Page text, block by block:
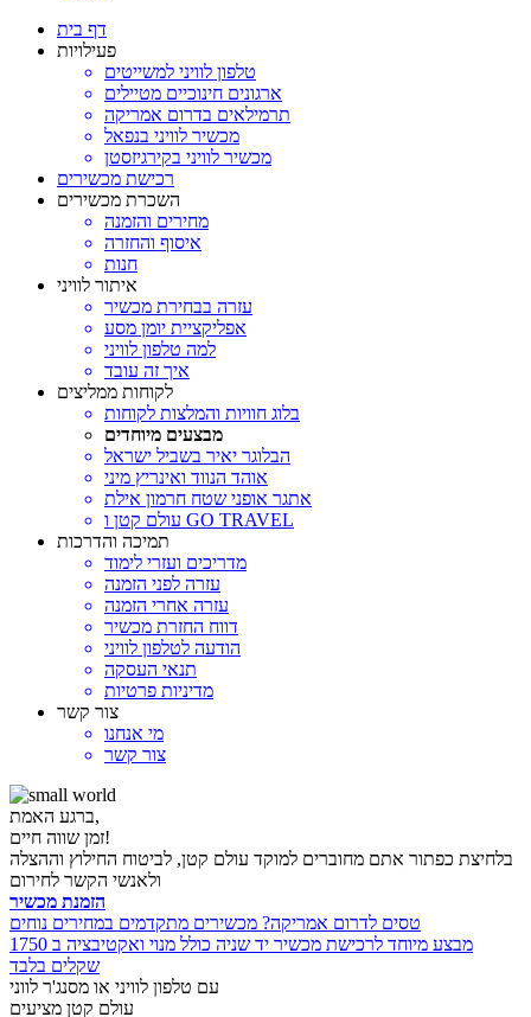
דף בית
פעילויות
טלפון לוויני למשייטים
ארגונים חינוכיים מטיילים
תרמילאים בדרום אמריקה
מכשיר לוויני בנפאל
מכשיר לוויני בקירגיזסטן
רכישת מכשירים
השכרת מכשירים
מחירים והזמנה
איסוף והחזרה
חנות
איתור לוויני
עזרה בבחירת מכשיר
אפליקציית יומן מסע
למה טלפון לוויני
איך זה עובד
לקוחות ממליצים
בלוג חוויות והמלצות לקוחות
מבצעים מיוחדים
הבלוגר יאיר בשביל ישראל
אוהד הנווד ואינריץ מיני
אתגר אופני שטח חרמון אילת
עולם קטן ו GO TRAVEL
תמיכה והדרכות
מדריכים ועזרי לימוד
עזרה לפני הזמנה
עזרה אחרי הזמנה
דווח החזרת מכשיר
הודעה לטלפון לוויני
תנאי העסקה
מדיניות פרטיות
צור קשר
מי אנחנו
צור קשר
ברגע האמת,
זמן שווה חיים!
בלחיצת כפתור אתם מחוברים למוקד עולם קטן, לביטוח החילוץ וההצלה
ולאנשי הקשר לחירום
הזמנת מכשיר
טסים לדרום אמריקה? מכשירים מתקדמים במחירים נוחים
מבצע מיוחד לרכישת מכשיר יד שניה כולל מנוי ואקטיבציה ב 1750
שקלים בלבד
עם טלפון לוויני או מסנג'ר לווני
עולם קטן מציעים